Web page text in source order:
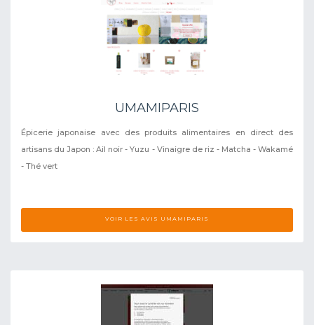
UMAMIPARIS
Épicerie japonaise avec des produits alimentaires en direct des
artisans du Japon : Ail noir - Yuzu - Vinaigre de riz - Matcha - Wakamé
- Thé vert
VOIR LES AVIS UMAMIPARIS